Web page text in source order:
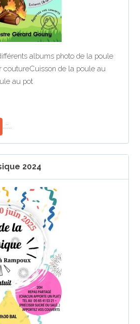
albums photo de la poule
coutureCuisson de la poule au
au pot
..::..
2024